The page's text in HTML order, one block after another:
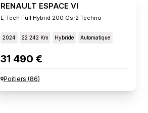
RENAULT ESPACE VI
E-Tech Full Hybrid 200 Gsr2 Techno
2024 22 242 Km Hybride Automatique
31 490 €
Poitiers (86)